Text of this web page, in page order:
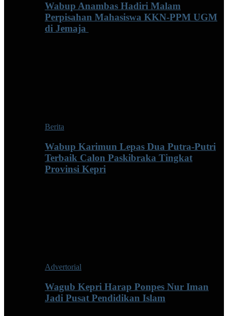
Wabup Anambas Hadiri Malam
Perpisahan Mahasiswa KKN-PPM UGM
di Jemaja ‎
Berita
Wabup Karimun Lepas Dua Putra-Putri
Terbaik Calon Paskibraka Tingkat
Provinsi Kepri
Advertorial
Wagub Kepri Harap Ponpes Nur Iman
Jadi Pusat Pendidikan Islam